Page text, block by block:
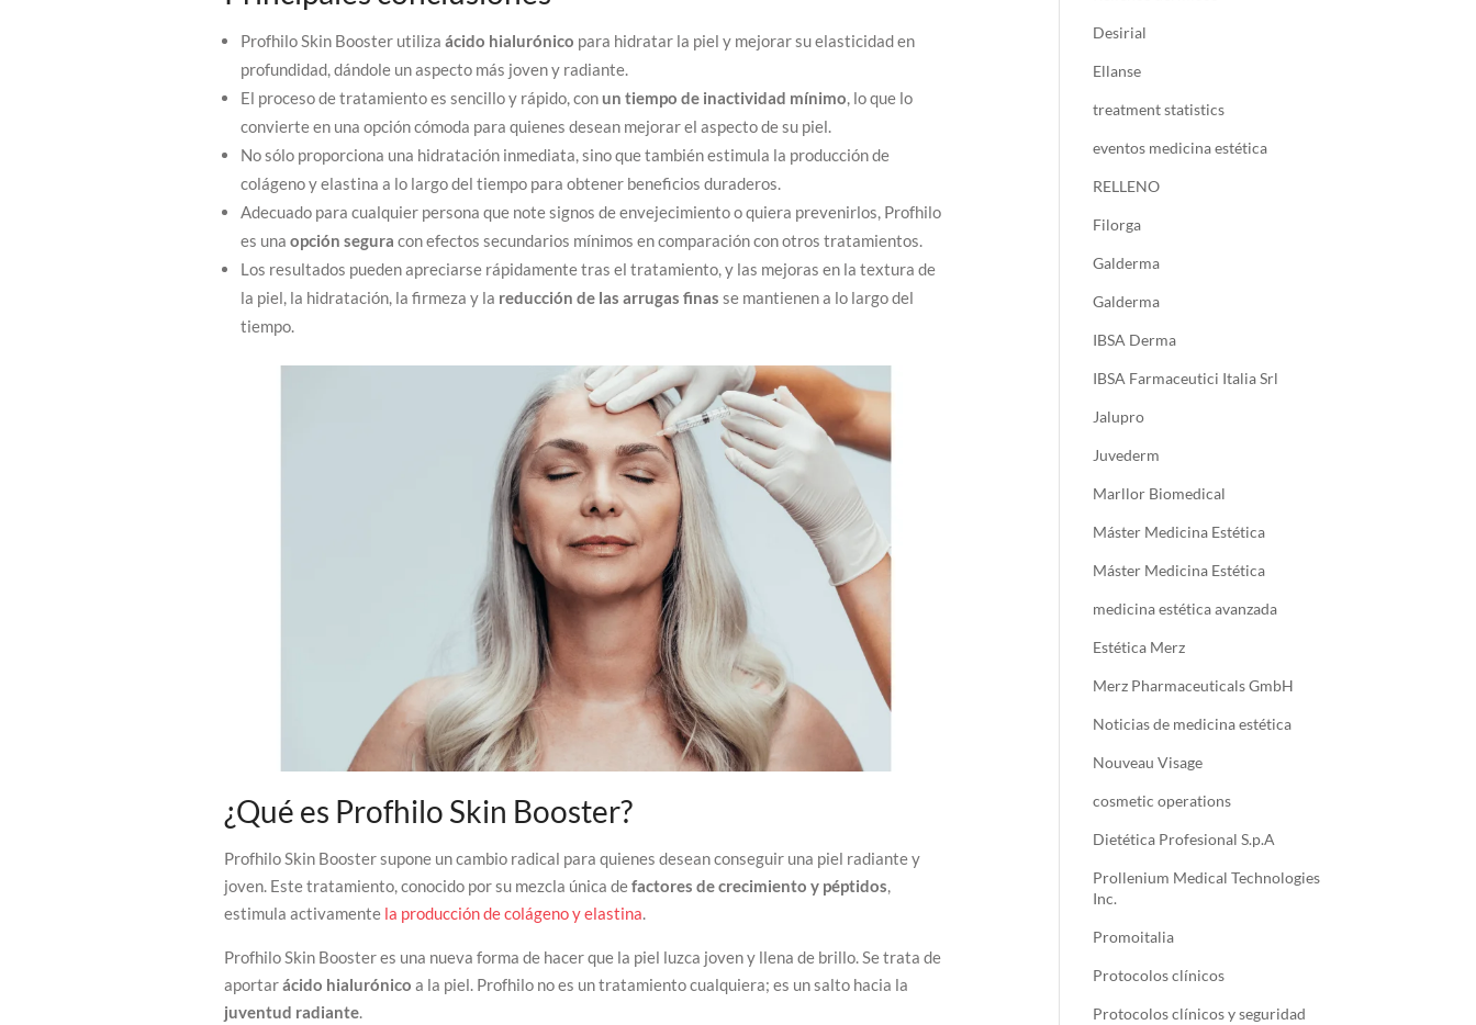
Profhilo Skin Booster utilizaácido hialurónico para hidratar la piel y mejorar su elasticidad en
profundidad, dándole un aspecto más joven y radiante.
El proceso de tratamiento es sencillo y rápido, conun tiempo de inactividad mínimo, lo que lo
convierte en una opción cómoda para quienes desean mejorar el aspecto de su piel.
No sólo proporciona una hidratación inmediata, sino que también estimula la producción de
colágeno y elastina a lo largo del tiempo para obtener beneficios duraderos.
Adecuado para cualquier persona que note signos de envejecimiento o quiera prevenirlos, Profhilo
es unaopción segura con efectos secundarios mínimos en comparación con otros tratamientos.
Los resultados pueden apreciarse rápidamente tras el tratamiento, y las mejoras en la textura de
la piel, la hidratación, la firmeza y la reducción de las arrugas finas se mantienen a lo largo del
tiempo.
¿Qué es Profhilo Skin Booster?
Profhilo Skin Booster supone un cambio radical para quienes desean conseguir una piel radiante y
joven. Este tratamiento, conocido por su mezcla única defactores de crecimiento y péptidos,
estimula activamente la producción de colágeno y elastina.
Profhilo Skin Booster es una nueva forma de hacer que la piel luzca joven y llena de brillo. Se trata de
aportarácido hialurónico a la piel. Profhilo no es un tratamiento cualquiera; es un salto hacia la
juventud radiante.
Desirial
Ellanse
treatment statistics
eventos medicina estética
RELLENO
Filorga
Galderma
Galderma
IBSA Derma
IBSA Farmaceutici Italia Srl
Jalupro
Juvederm
Marllor Biomedical
Máster Medicina Estética
Máster Medicina Estética
medicina estética avanzada
Estética Merz
Merz Pharmaceuticals GmbH
Noticias de medicina estética
Nouveau Visage
cosmetic operations
Dietética Profesional S.p.A
Prollenium Medical Technologies
Inc.
Promoitalia
Protocolos clínicos
Protocolos clínicos y seguridad